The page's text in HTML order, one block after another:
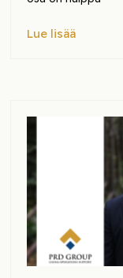
Lue lisää